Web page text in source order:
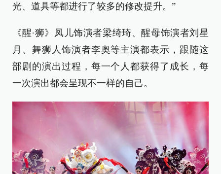
光、道具等都进行了较多的修改提升。”
《醒·狮》凤儿饰演者梁绮琦、醒母饰演者刘星
月、舞狮人饰演者李奥等主演都表示，跟随这
部剧的演出过程，每一个人都获得了成长，每
一次演出都会呈现不一样的自己。